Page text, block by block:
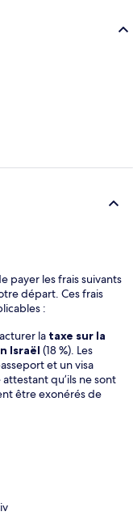
payer les frais suivants
départ. Ces frais
:
la taxe sur la
Israël (18 %). Les
et un visa
qu’ils ne sont
être exonérés de